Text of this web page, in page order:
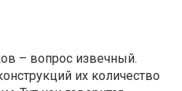
– вопрос извечный.
их количество